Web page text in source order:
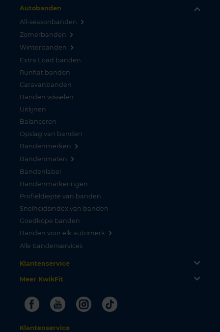
Autobanden
All-seasonbanden
Zomerbanden
Winterbanden
Extra Load banden
Runflat banden
Caravanbanden
Banden wisselen
Uitlijnen
Balanceren
Opslag van banden
Bandenmerken
Bandenmaten
Bandenlabel
Bandenmarkeringen
Profieldiepte van banden
Snelheidsindex van banden
Goedkope banden
Banden voor elk automerk
Alle bandenservices
Klantenservice
Meer KwikFit
FacebookYoutubeInstagram
Tiktok
Klantenservice